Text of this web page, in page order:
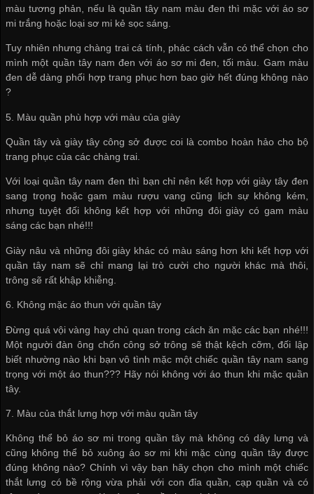
màu tương phản, nếu là quần tây nam màu đen thì mặc với áo sơ
mi trắng hoặc loại sơ mi kẻ sọc sáng.
Tuy nhiên nhưng chàng trai cá tính, phác cách vẫn có thể chọn cho
mình một quần tây nam đen với áo sơ mi đen, tối màu. Gam màu
đen dễ dàng phối hợp trang phục hơn bao giờ hết đúng không nào
?
5. Màu quần phù hợp với màu của giày
Quần tây và giày tây công sở được coi là combo hoàn hảo cho bộ
trang phục của các chàng trai.
Với loại quần tây nam đen thì bạn chỉ nên kết hợp với giày tây đen
sang trọng hoặc gam màu rượu vang cũng lịch sự không kém,
nhưng tuyệt đối không kết hợp với những đôi giày có gam màu
sáng các bạn nhé!!!
Giày nâu và những đôi giày khác có màu sáng hơn khi kết hợp với
quần tây nam sẽ chỉ mang lại trò cười cho người khác mà thôi,
trông sẽ rất khập khiễng.
6. Không mặc áo thun với quần tây
Đừng quá vội vàng hay chủ quan trong cách ăn mặc các bạn nhé!!!
Một người đàn ông chốn công sở trông sẽ thật kệch cỡm, đối lập
biết nhường nào khi bạn vô tình mặc một chiếc quần tây nam sang
trọng với một áo thun??? Hãy nói không với áo thun khi mặc quần
tây.
7. Màu của thắt lưng hợp với màu quần tây
Không thể bỏ áo sơ mi trong quần tây mà không có dây lưng và
cũng không thể bỏ xuông áo sơ mi khi mặc cùng quần tây được
đúng không nào? Chính vì vậy bạn hãy chọn cho mình một chiếc
thắt lưng có bề rộng vừa phải với con đỉa quần, cạp quần và có